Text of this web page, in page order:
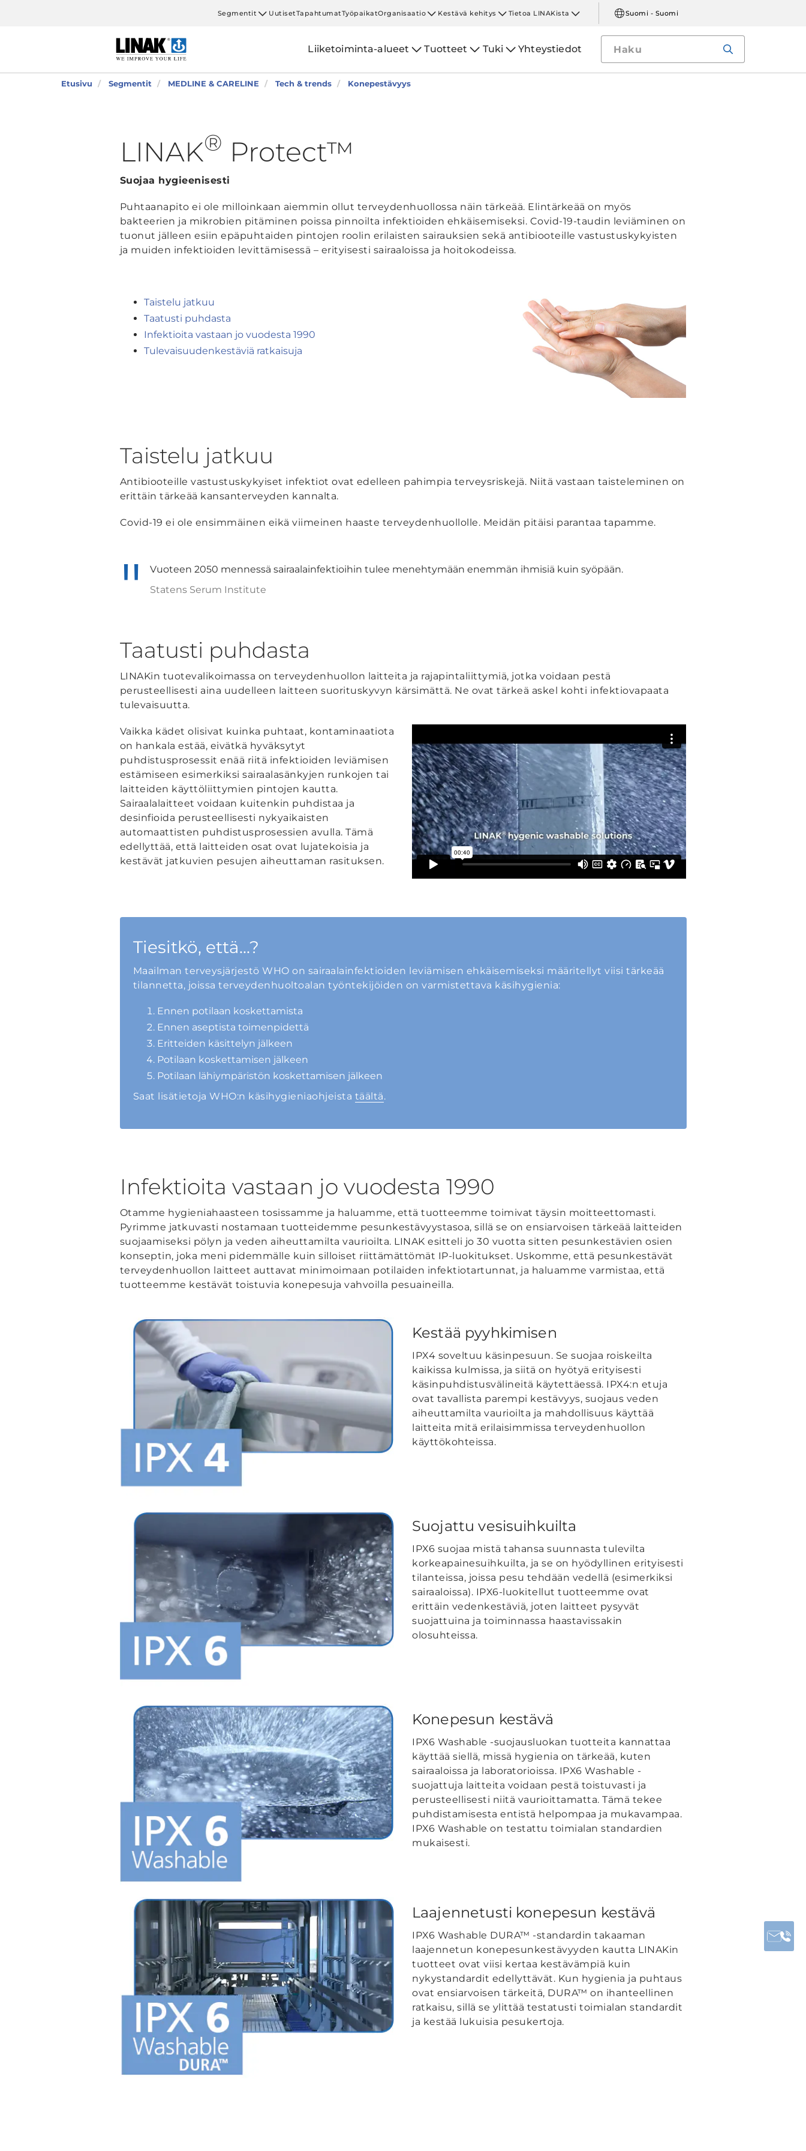
Segmentit UutisetTapahtumatTyöpaikatOrganisaatio Kestävä kehitys Tietoa LINAKista Suomi - Suomi
Liiketoiminta-alueet Tuotteet Tuki Yhteystiedot
Etusivu Segmentit MEDLINE & CARELINE Tech & trends Konepestävyys
LINAK® Protect™
Suojaa hygieenisesti
Puhtaanapito ei ole milloinkaan aiemmin ollut terveydenhuollossa näin tärkeää. Elintärkeää on myös
bakteerien ja mikrobien pitäminen poissa pinnoilta infektioiden ehkäisemiseksi. Covid-19-taudin leviäminen on
tuonut jälleen esiin epäpuhtaiden pintojen roolin erilaisten sairauksien sekä antibiooteille vastustuskykyisten
ja muiden infektioiden levittämisessä – erityisesti sairaaloissa ja hoitokodeissa.
Taistelu jatkuu
Taatusti puhdasta
Infektioita vastaan jo vuodesta 1990
Tulevaisuudenkestäviä ratkaisuja
Taistelu jatkuu
Antibiooteille vastustuskykyiset infektiot ovat edelleen pahimpia terveysriskejä. Niitä vastaan taisteleminen on
erittäin tärkeää kansanterveyden kannalta.
Covid-19 ei ole ensimmäinen eikä viimeinen haaste terveydenhuollolle. Meidän pitäisi parantaa tapamme.
Vuoteen 2050 mennessä sairaalainfektioihin tulee menehtymään enemmän ihmisiä kuin syöpään.
Statens Serum Institute
Taatusti puhdasta
LINAKin tuotevalikoimassa on terveydenhuollon laitteita ja rajapintaliittymiä, jotka voidaan pestä
perusteellisesti aina uudelleen laitteen suorituskyvyn kärsimättä. Ne ovat tärkeä askel kohti infektiovapaata
tulevaisuutta.
Vaikka kädet olisivat kuinka puhtaat, kontaminaatiota
on hankala estää, eivätkä hyväksytyt
puhdistusprosessit enää riitä infektioiden leviämisen
estämiseen esimerkiksi sairaalasänkyjen runkojen tai
laitteiden käyttöliittymien pintojen kautta.
Sairaalalaitteet voidaan kuitenkin puhdistaa ja
desinfioida perusteellisesti nykyaikaisten
automaattisten puhdistusprosessien avulla. Tämä
edellyttää, että laitteiden osat ovat lujatekoisia ja
kestävät jatkuvien pesujen aiheuttaman rasituksen.
Tiesitkö, että...?
Maailman terveysjärjestö WHO on sairaalainfektioiden leviämisen ehkäisemiseksi määritellyt viisi tärkeää
tilannetta, joissa terveydenhuoltoalan työntekijöiden on varmistettava käsihygienia:
Ennen potilaan koskettamista
Ennen aseptista toimenpidettä
Eritteiden käsittelyn jälkeen
Potilaan koskettamisen jälkeen
Potilaan lähiympäristön koskettamisen jälkeen
Saat lisätietoja WHO:n käsihygieniaohjeista täältä.
Infektioita vastaan jo vuodesta 1990
Otamme hygieniahaasteen tosissamme ja haluamme, että tuotteemme toimivat täysin moitteettomasti.
Pyrimme jatkuvasti nostamaan tuotteidemme pesunkestävyystasoa, sillä se on ensiarvoisen tärkeää laitteiden
suojaamiseksi pölyn ja veden aiheuttamilta vaurioilta. LINAK esitteli jo 30 vuotta sitten pesunkestävien osien
konseptin, joka meni pidemmälle kuin silloiset riittämättömät IP-luokitukset. Uskomme, että pesunkestävät
terveydenhuollon laitteet auttavat minimoimaan potilaiden infektiotartunnat, ja haluamme varmistaa, että
tuotteemme kestävät toistuvia konepesuja vahvoilla pesuaineilla.
Kestää pyyhkimisen
IPX4 soveltuu käsinpesuun. Se suojaa roiskeilta
kaikissa kulmissa, ja siitä on hyötyä erityisesti
käsinpuhdistusvälineitä käytettäessä. IPX4:n etuja
ovat tavallista parempi kestävyys, suojaus veden
aiheuttamilta vaurioilta ja mahdollisuus käyttää
laitteita mitä erilaisimmissa terveydenhuollon
käyttökohteissa.
Suojattu vesisuihkuilta
IPX6 suojaa mistä tahansa suunnasta tulevilta
korkeapainesuihkuilta, ja se on hyödyllinen erityisesti
tilanteissa, joissa pesu tehdään vedellä (esimerkiksi
sairaaloissa). IPX6-luokitellut tuotteemme ovat
erittäin vedenkestäviä, joten laitteet pysyvät
suojattuina ja toiminnassa haastavissakin
olosuhteissa.
Konepesun kestävä
IPX6 Washable -suojausluokan tuotteita kannattaa
käyttää siellä, missä hygienia on tärkeää, kuten
sairaaloissa ja laboratorioissa. IPX6 Washable -
suojattuja laitteita voidaan pestä toistuvasti ja
perusteellisesti niitä vaurioittamatta. Tämä tekee
puhdistamisesta entistä helpompaa ja mukavampaa.
IPX6 Washable on testattu toimialan standardien
mukaisesti.
Laajennetusti konepesun kestävä
IPX6 Washable DURA™ -standardin takaaman
laajennetun konepesunkestävyyden kautta LINAKin
tuotteet ovat viisi kertaa kestävämpiä kuin
nykystandardit edellyttävät. Kun hygienia ja puhtaus
ovat ensiarvoisen tärkeitä, DURA™ on ihanteellinen
ratkaisu, sillä se ylittää testatusti toimialan standardit
ja kestää lukuisia pesukertoja.